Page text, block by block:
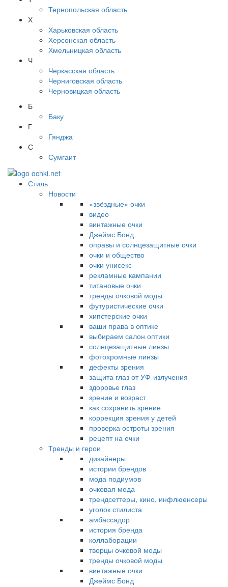
Тернопольская область
Х
Харьковская область
Херсонская область
Хмельницкая область
Ч
Черкасская область
Черниговская область
Черновицкая область
Б
Баку
Г
Гянджа
С
Сумгаит
Стиль
Новости
«звёздные» очки
видео
винтажные очки
Джеймс Бонд
оправы и солнцезащитные очки
очки и общество
очки унисекс
рекламные кампании
титановые очки
тренды очковой моды
футуристические очки
хипстерские очки
ваши права в оптике
выбираем салон оптики
солнцезащитные линзы
фотохромные линзы
дефекты зрения
защита глаз от УФ-излучения
здоровье глаз
зрение и возраст
как сохранить зрение
коррекция зрения у детей
проверка остроты зрения
рецепт на очки
Тренды и герои
дизайнеры
истории брендов
мода подиумов
очковая мода
трендсеттеры, кино, инфлюенсеры
уголок стилиста
амбассадор
история бренда
коллаборации
творцы очковой моды
тренды очковой моды
винтажные очки
Джеймс Бонд